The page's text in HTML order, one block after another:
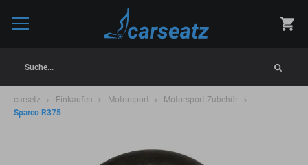
Suche...
carsetz Einkaufen Motorsport
Motorsport-Zubehör
Sparco R375